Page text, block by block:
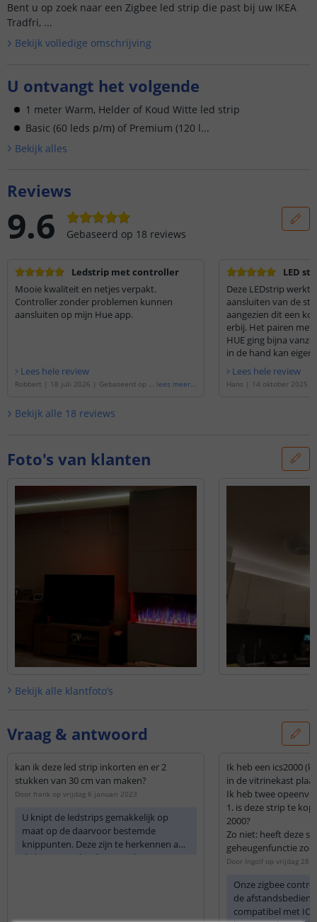
Bent u op zoek naar een Zigbee led strip die past bij uw IKEA
Tradfri, ...
Bekijk volledige omschrijving
U ontvangt het volgende
1 meter Warm, Helder of Koud Witte led strip
Basic (60 leds p/m) of Premium (120 l...
Bekijk alles
Reviews
9.6 Gebaseerd op 18 reviews
Ledstrip met controller
Mooie kwaliteit en netjes verpakt.
Controller zonder problemen kunnen
aansluiten op mijn Hue app.
Lees hele review
Robbert | 18 juli 2026 | Gebaseerd op d
dfri, Osram Lightify, Tuya SmartLife en vel
lees meer...
LED
Deze LEDstrip werkt
aansluiten van de
aangezien dit een
erbij. Het pairen met
HUE ging bijna
in de hand kan
Lees hele review
Hans | 14 oktober 2025
Bekijk alle 18 reviews
Foto's van klanten
Bekijk alle klantfoto’s
Vraag & antwoord
kan ik deze led strip inkorten en er 2
stukken van 30 cm van maken?
Door frank op vrijdag 6 januari 2023
U knipt de ledstrips gemakkelijk op
maat op de daarvoor bestemde
knippunten. Deze zijn te herkennen aan
de koperen eilandjes met de zwarte
Ik heb een ics2000
in de vitrinekast
Ik heb twee
1. is deze strip te
2000?
Zo niet: heeft deze
geheugenfunctie
stroom op zet. Dan
zetten.
Ik hoor graag van
Door Ingolf op vrijdag 28
Onze zigbee
de
compatibel met